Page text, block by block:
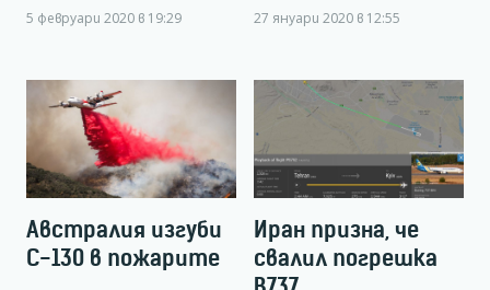
5 февруари 2020 в 19:29 27 януари 2020 в 12:55
Австралия изгуби
C-130 в пожарите
Иран призна, че
свалил погрешка